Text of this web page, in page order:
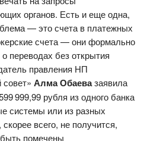
органов. Есть и еще одна,
— это счета в платежных
счета — они формально
переводах без открытия
правления НП
Алма Обаевазаявила
999,99 рубля из одного банка
системы или из разных
всего, не получится,
помечены